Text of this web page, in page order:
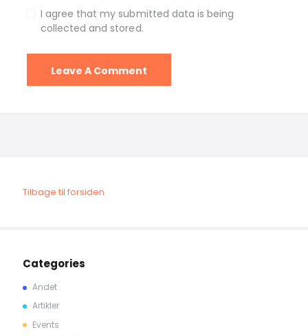
I agree that my submitted data is being
collected and stored.
Tilbage til forsiden
Categories
Andet
Artikler
Events